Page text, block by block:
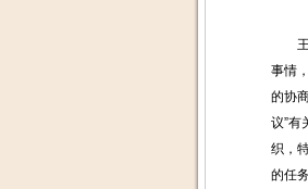
王
事情
的协
议”有
织，
的任